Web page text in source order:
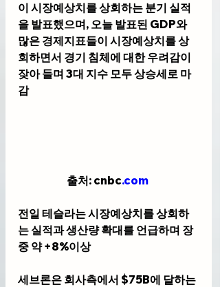
이 시장예상치를 상회하는 분기 실적
을 발표했으며, 오늘 발표된 GDP와
많은 경제지표들이 시장예상치를 상
회하면서 경기 침체에 대한 우려감이
잦아 들며 3대 지수 모두 상승세로 마
감
출처: cnbc.com
전일 테슬라는 시장예상치를 상회하
는 실적과 생산량 확대를 언급하며 장
중 약 +8%이상
세브론은 회사측에서 $75B에 달하는